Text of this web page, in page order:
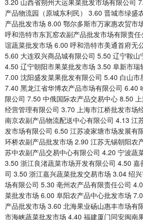
3.20 山西省朔州大运果菜批发市场有限公司
产品物流园（原城东利民） 3.60 晋城市绿盛
产品批发市场 8.00 鄂尔多斯市万家惠农贸市
呼和浩特市东瓦窑农副产品批发市场有限责
谊蔬菜批发市场 6.00 呼和浩特市美通首府无
5.60 大连双兴商品城有限公司 5.50 辽宁鞍山
4.50 辽宁朝阳市果菜批发市场 3.50 阜新市瑞
7.00 沈阳盛发菜果批发有限公司 5.40 白山市
7.40 黑龙江省华博农产品市场有限公司 6.40
限公司 7.50 中俄国际农产品交易中心 8.50
经营管理有限公司 3.70 上海市江桥批发市场
南京农副产品物流配送中心有限公司 4.13 江
发市场有限公司 6.50 江苏凌家塘市场发展有
环桥农副产品批发市场 2.90 江苏无锡朝阳农
苏中农副产品交易中心有限公司 4.20 宁波蔬
3.50 浙江良渚蔬菜市场开发有限公司 4.50 嘉
司 3.50 浙江嘉兴蔬菜批发交易市场 3.04 绍
场有限公司 5.30 亳州农产品有限责任公司
菜批发市场 6.00 阜阳农产品中心批发市场
产品批发市场 3.60 北海果业砀山惠丰市场有
市海峡蔬菜批发市场 4.40 福建厦门同安闽南